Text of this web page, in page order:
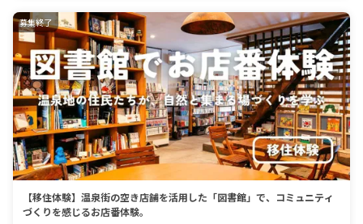
募集終了
【移住体験】温泉街の空き店舗を活用した「図書館」で、コミュニティ
づくりを感じるお店番体験。